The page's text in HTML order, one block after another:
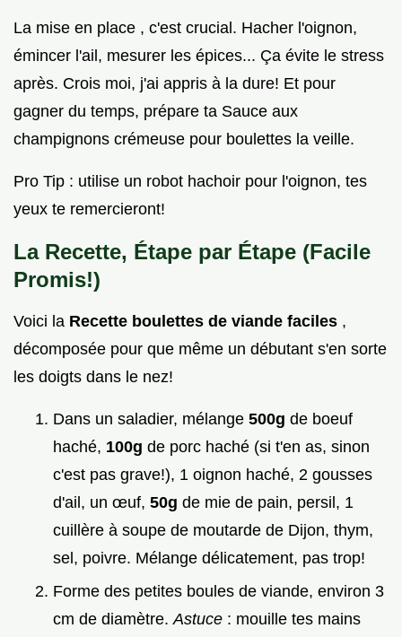
La mise en place , c'est crucial. Hacher l'oignon,
émincer l'ail, mesurer les épices... Ça évite le stress
après. Crois moi, j'ai appris à la dure! Et pour
gagner du temps, prépare ta Sauce aux
champignons crémeuse pour boulettes la veille.
Pro Tip : utilise un robot hachoir pour l'oignon, tes
yeux te remercieront!
La Recette, Étape par Étape (Facile
Promis!)
Voici la Recette boulettes de viande faciles ,
décomposée pour que même un débutant s'en sorte
les doigts dans le nez!
Dans un saladier, mélange 500g de boeuf
haché, 100g de porc haché (si t'en as, sinon
c'est pas grave!), 1 oignon haché, 2 gousses
d'ail, un œuf, 50g de mie de pain, persil, 1
cuillère à soupe de moutarde de Dijon, thym,
sel, poivre. Mélange délicatement, pas trop!
Forme des petites boules de viande, environ 3
cm de diamètre.Astuce : mouille tes mains